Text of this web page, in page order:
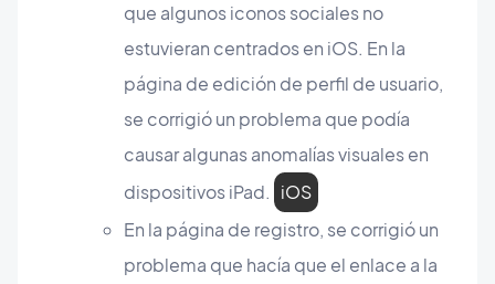
que algunos iconos sociales no
estuvieran centrados en iOS. En la
página de edición de perfil de usuario,
se corrigió un problema que podía
causar algunas anomalías visuales en
dispositivos iPad. iOS
En la página de registro, se corrigió un
problema que hacía que el enlace a la